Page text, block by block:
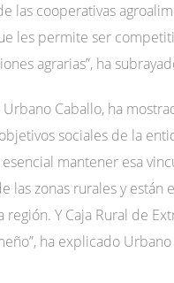
las cooperativas
les permite ser
agrarias”, ha
Caballo, ha
sociales de la
mantener esa
zonas rurales y
Y Caja Rural de
ha explicado Urbano